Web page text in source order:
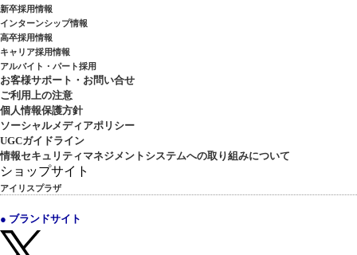
新卒採用情報
インターンシップ情報
高卒採用情報
キャリア採用情報
アルバイト・パート採用
お客様サポート・お問い合せ
ご利用上の注意
個人情報保護方針
ソーシャルメディアポリシー
UGCガイドライン
情報セキュリティマネジメントシステムへの取り組みについて
ショップサイト
アイリスプラザ
● ブランドサイト